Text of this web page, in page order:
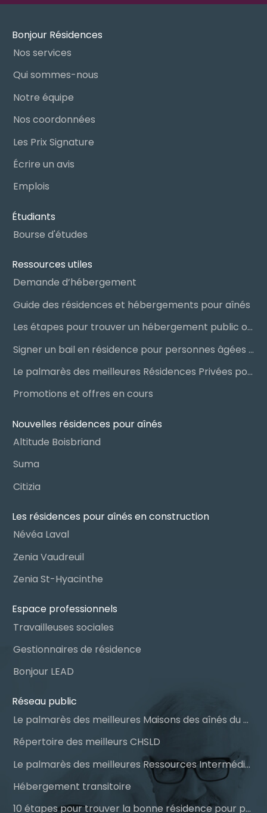
Bonjour Résidences
Nos services
Qui sommes-nous
Notre équipe
Nos coordonnées
Les Prix Signature
Écrire un avis
Emplois
Étudiants
Bourse d'études
Ressources utiles
Demande d’hébergement
Guide des résidences et hébergements pour aînés
Les étapes pour trouver un hébergement public ou privé
Signer un bail en résidence pour personnes âgées (RPA) : ce qu’il faut savoir
Le palmarès des meilleures Résidences Privées pour Aînés (RPA)
Promotions et offres en cours
Nouvelles résidences pour aînés
Altitude Boisbriand
Suma
Citizia
Les résidences pour aînés en construction
Névéa Laval
Zenia Vaudreuil
Zenia St-Hyacinthe
Espace professionnels
Travailleuses sociales
Gestionnaires de résidence
Bonjour LEAD
Réseau public
Le palmarès des meilleures Maisons des aînés du Québec
Répertoire des meilleurs CHSLD
Le palmarès des meilleures Ressources Intermédiaires (RI)
Hébergement transitoire
10 étapes pour trouver la bonne résidence pour personnes âgées